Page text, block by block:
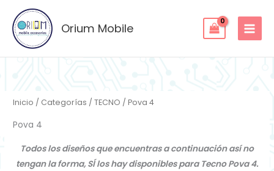
contenido
Orium Mobile
Inicio / Categorías /TECNO / Pova 4
Pova 4
Todos los diseños que encuentras a continuación así no
tengan la forma, SÍ los hay disponibles para Tecno Pova 4.